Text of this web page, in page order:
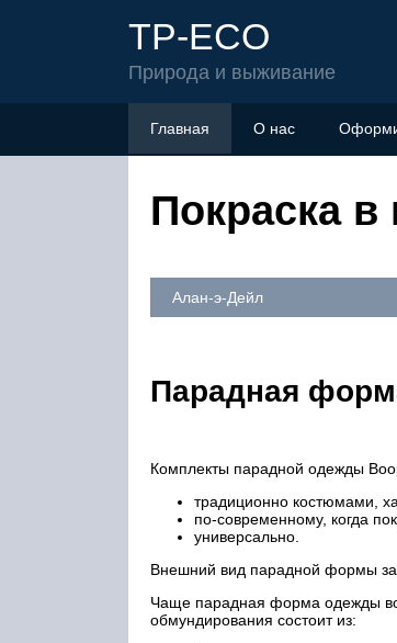
TP-ECO
Природа и выживание
Главная О нас
Покраска
Алан-э-Дейл
Парадная
Комплекты парадной одежды
традиционно костюмами,
по-современному, когда
универсально.
Внешний вид парадной формы
Чаще парадная форма одежды
обмундирования состоит из: